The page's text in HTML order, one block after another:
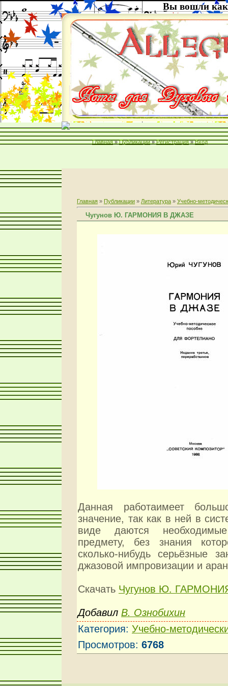
Вы вошли как
Главная » Публикации » Регистрация » Вход
Главная » Публикации » Литература » Учебно-
Чугунов Ю. ГАРМОНИЯ В ДЖАЗЕ
Данная работаимеет
значение, так как в ней в
виде даются
предмету, без знания
сколько-нибудь серьёзные
джазовой импровизации и
Скачать Чугунов Ю.
Добавил В. Ознобихин
Категория: Учебно-
Просмотров: 6768